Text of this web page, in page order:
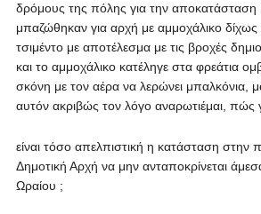
δρόμους της πόλης για την
μπαζώθηκαν για αρχή με αμμοχάλικο
τσιμέντο με αποτέλεσμα με τις βροχές
και το αμμοχάλικο κατέληγε στα φρεάτια
σκόνη με τον αέρα να λερώνει μπαλκόνια,
αυτόν ακριβώς τον λόγο αναρωτιέμαι, πώς
είναι τόσο απελπιστική η κατάσταση στην
Δημοτική Αρχή να μην ανταποκρίνεται
Ωραίου ;